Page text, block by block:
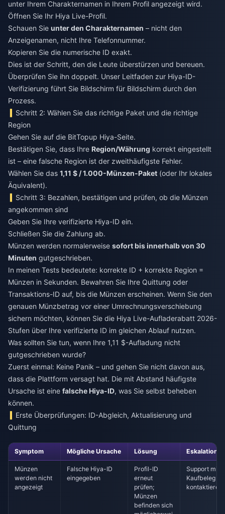
unter Ihrem Charakternamen in Ihrem Profil angezeigt wird.
Öffnen Sie Ihr Hiya Live-Profil.
Schauen Sie unter den Charakternamen – nicht den
Anzeigenamen, nicht Ihre Telefonnummer.
Kopieren Sie die numerische ID exakt.
Dies ist der Schritt, den die Leute überstürzen und bereuen.
Überprüfen Sie ihn doppelt. Unser Leitfaden zur Hiya-ID-
Verifizierung führt Sie Bildschirm für Bildschirm durch den
Prozess.
Schritt 2: Wählen Sie das richtige Paket und die richtige
Region
Gehen Sie auf die BitTopup Hiya-Seite.
Bestätigen Sie, dass Ihre Region/Währung korrekt eingestellt
ist – eine falsche Region ist der zweithäufigste Fehler.
Wählen Sie das 1,11 $ / 1.000-Münzen-Paket (oder Ihr lokales
Äquivalent).
Schritt 3: Bezahlen, bestätigen und prüfen, ob die Münzen
angekommen sind
Geben Sie Ihre verifizierte Hiya-ID ein.
Schließen Sie die Zahlung ab.
Münzen werden normalerweise sofort bis innerhalb von 30
Minuten gutgeschrieben.
In meinen Tests bedeutete: korrekte ID + korrekte Region =
Münzen in Sekunden. Bewahren Sie Ihre Quittung oder
Transaktions-ID auf, bis die Münzen erscheinen. Wenn Sie den
genauen Münzbetrag vor einer Umrechnungsverschiebung
sichern möchten, können Sie die Hiya Live-Aufladerabatt 2026-
Stufen über Ihre verifizierte ID im gleichen Ablauf nutzen.
Was sollten Sie tun, wenn Ihre 1,11 $-Aufladung nicht
gutgeschrieben wurde?
Zuerst einmal: Keine Panik – und gehen Sie nicht davon aus,
dass die Plattform versagt hat. Die mit Abstand häufigste
Ursache ist eine falsche Hiya-ID, was Sie selbst beheben
können.
Erste Überprüfungen: ID-Abgleich, Aktualisierung und
Quittung
Symptom Mögliche Ursache Lösung Eskalation
Münzen
werden nicht
angezeigt
Falsche Hiya-ID
eingegeben
Profil-ID
erneut
prüfen;
Münzen
befinden sich
Support mit
Kaufbeleg
kontaktieren